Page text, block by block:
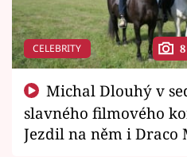
CELEBRITY
slavného filmového
Jezdil na něm i Draco